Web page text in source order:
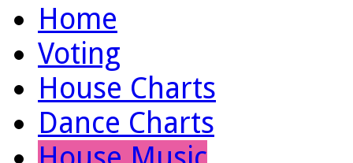
Home
Voting
House Charts
Dance Charts